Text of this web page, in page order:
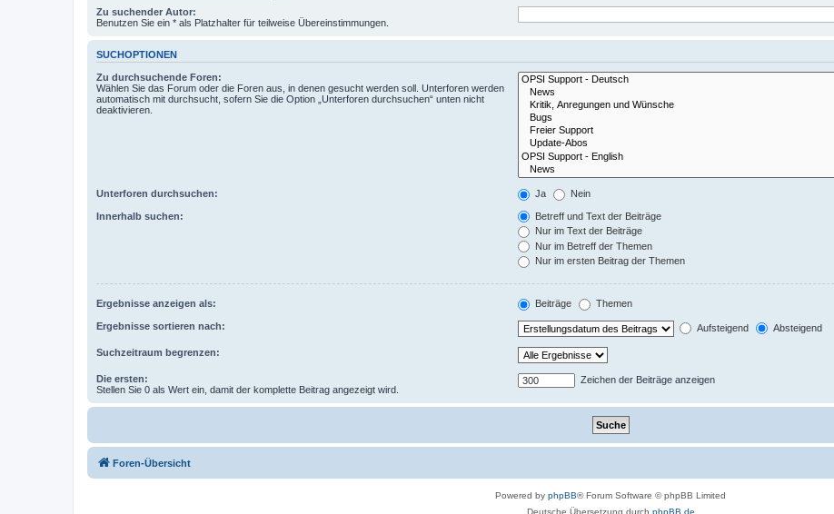
Zu suchender Autor:
Benutzen Sie ein * als Platzhalter für teilweise Übereinstimmungen.
SUCHOPTIONEN
Zu durchsuchende Foren:
Wählen Sie das Forum oder die Foren aus, in denen gesucht werden soll. Unterforen werden
automatisch mit durchsucht, sofern Sie die Option „Unterforen durchsuchen“ unten nicht
deaktivieren.
Unterforen durchsuchen: Ja Nein
Innerhalb suchen:
Betreff und Text der Beiträge
Nur im Text der Beiträge
Nur im Betreff der Themen
Nur im ersten Beitrag der Themen
Ergebnisse anzeigen als: Beiträge Themen
Ergebnisse sortieren nach: Aufsteigend Absteigend
Suchzeitraum begrenzen:
Die ersten:
Stellen Sie 0 als Wert ein, damit der komplette Beitrag angezeigt wird.
Zeichen der Beiträge anzeigen
Foren-Übersicht
Powered by phpBB® Forum Software © phpBB Limited
Deutsche Übersetzung durch phpBB.de